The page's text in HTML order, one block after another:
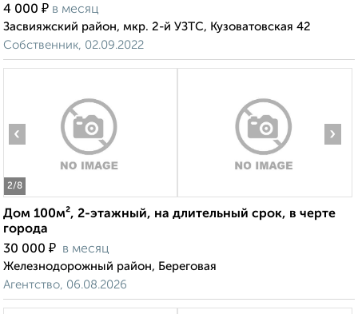
4 000 ₽ в месяц
Засвияжский район, мкр. 2-й УЗТС, Кузоватовская 42
Собственник, 02.09.2022
2/8
‹ ›
Дом 100м², 2-этажный, на длительный срок, в черте
города
30 000 ₽ в месяц
Железнодорожный район, Береговая
Агентство, 06.08.2026